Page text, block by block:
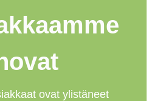
ovat ylistäneet